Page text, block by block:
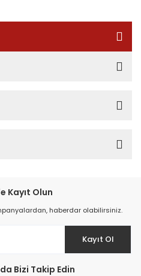
Kayıt Olun
haberdar olabilirsiniz.
Kayıt Ol
Bizi Takip Edin